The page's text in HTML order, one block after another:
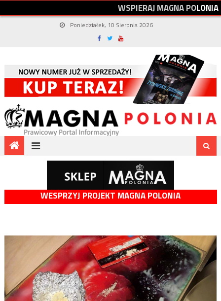
WSPIERAJMAGNAPOLONIA
Poniedziałek, 10 Sierpnia 2026
WESPRZYJ PROJEKT MAGNA POLONIA